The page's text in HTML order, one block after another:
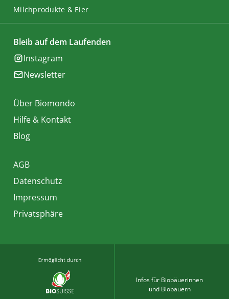
Milchprodukte & Eier
Bleib auf dem Laufenden
Instagram
Newsletter
Über Biomondo
Hilfe & Kontakt
Blog
AGB
Datenschutz
Impressum
Privatsphäre
Infos für Biobäuerinnen
und Biobauern